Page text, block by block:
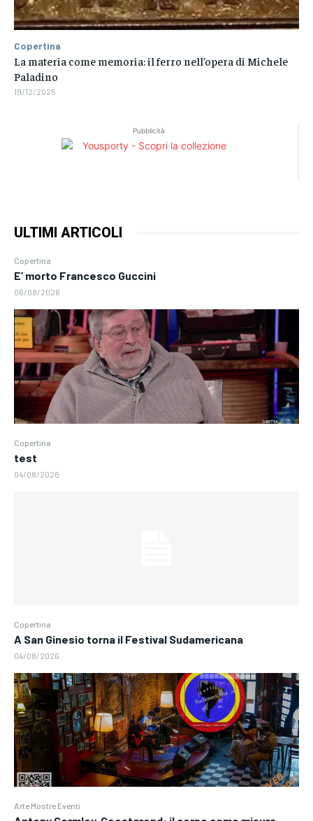
Pubblicità
ULTIMI ARTICOLI
Copertina
E’ morto Francesco Guccini
06/08/2026
Copertina
test
04/08/2026
Copertina
A San Ginesio torna il Festival Sudamericana
04/08/2026
Arte Mostre Eventi
Copertina
La materia come memoria: il ferro nell’opera di Michele
Paladino
19/12/2025